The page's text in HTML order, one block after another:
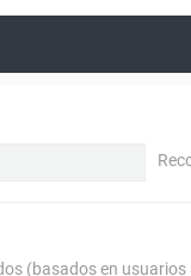
(basados en